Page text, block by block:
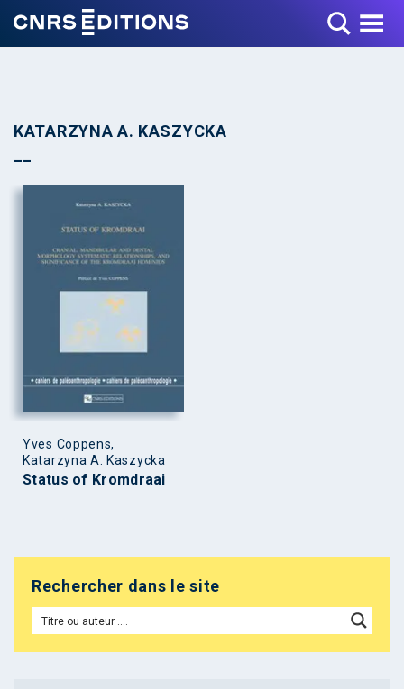
Toggle Menu
KATARZYNA A. KASZYCKA
Yves Coppens,
Katarzyna A. Kaszycka
Status of Kromdraai
Rechercher dans le site